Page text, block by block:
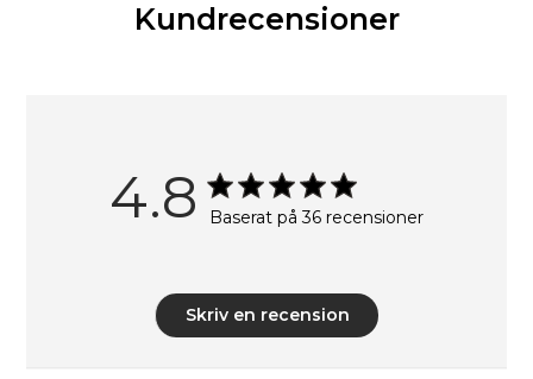
Kundrecensioner
4.8 Baserat på 36 recensioner
Skriv en recension